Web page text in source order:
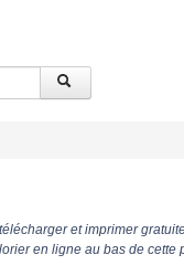
et imprimer
en ligne au bas de cette